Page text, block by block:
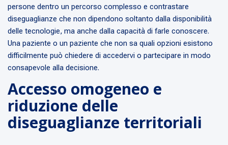
persone dentro un percorso complesso e contrastare
diseguaglianze che non dipendono soltanto dalla disponibilità
delle tecnologie, ma anche dalla capacità di farle conoscere.
Una paziente o un paziente che non sa quali opzioni esistono
difficilmente può chiedere di accedervi o partecipare in modo
consapevole alla decisione.
Accesso omogeneo e
riduzione delle
diseguaglianze territoriali